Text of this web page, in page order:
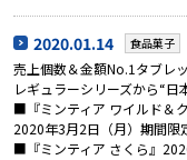
2020.01.14 食品菓子
売上個数＆金額No.1タブレ
レギュラーシリーズから“
■『ミンティア ワイルド＆
2020年3月2日（月）期間限
■『ミンティア さくら』